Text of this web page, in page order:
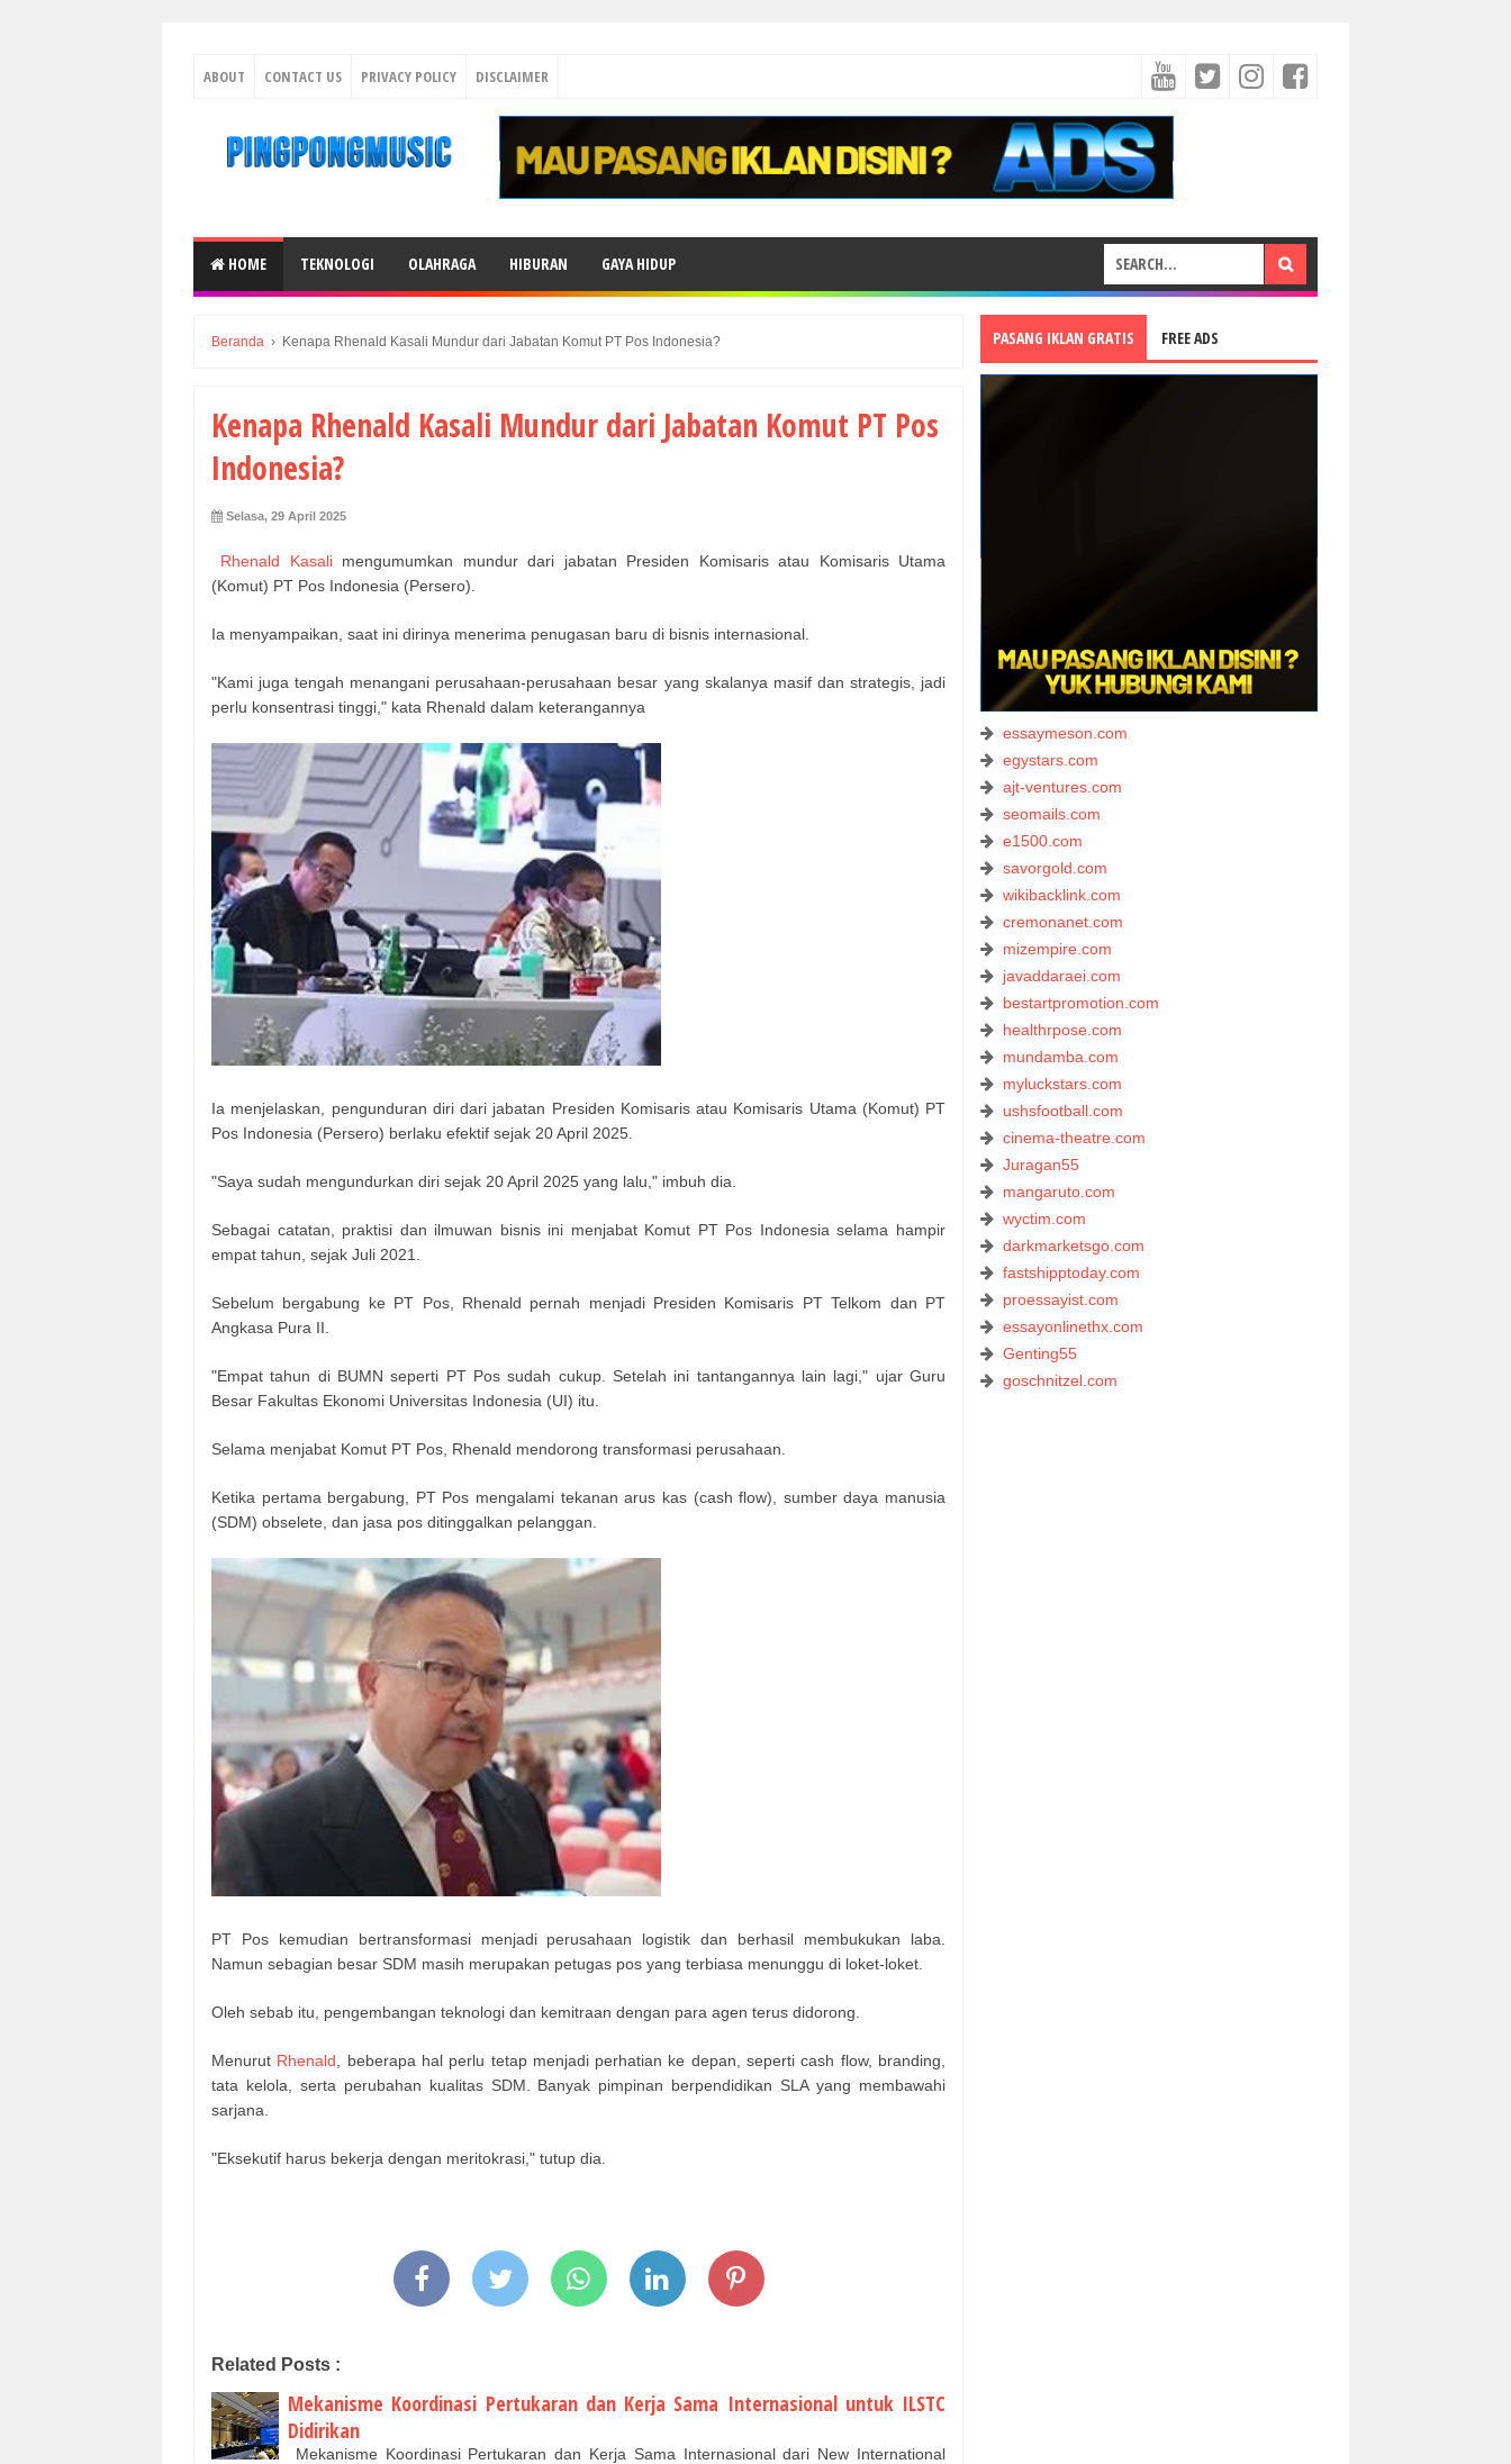
ABOUT CONTACT US PRIVACY POLICY DISCLAIMER
HOME TEKNOLOGI OLAHRAGA HIBURAN GAYA HIDUP
Beranda › Kenapa Rhenald Kasali Mundur dari Jabatan Komut PT Pos Indonesia?
Kenapa Rhenald Kasali Mundur dari Jabatan Komut PT Pos
Indonesia?
Selasa, 29 April 2025
Rhenald Kasalimengumumkan mundur dari jabatan Presiden Komisaris atau Komisaris Utama
(Komut) PT Pos Indonesia (Persero).
Ia menyampaikan, saat ini dirinya menerima penugasan baru di bisnis internasional.
"Kami juga tengah menangani perusahaan-perusahaan besar yang skalanya masif dan strategis, jadi
perlu konsentrasi tinggi," kata Rhenald dalam keterangannya
Ia menjelaskan, pengunduran diri dari jabatan Presiden Komisaris atau Komisaris Utama (Komut) PT
Pos Indonesia (Persero) berlaku efektif sejak 20 April 2025.
"Saya sudah mengundurkan diri sejak 20 April 2025 yang lalu," imbuh dia.
Sebagai catatan, praktisi dan ilmuwan bisnis ini menjabat Komut PT Pos Indonesia selama hampir
empat tahun, sejak Juli 2021.
Sebelum bergabung ke PT Pos, Rhenald pernah menjadi Presiden Komisaris PT Telkom dan PT
Angkasa Pura II.
"Empat tahun di BUMN seperti PT Pos sudah cukup. Setelah ini tantangannya lain lagi," ujar Guru
Besar Fakultas Ekonomi Universitas Indonesia (UI) itu.
Selama menjabat Komut PT Pos, Rhenald mendorong transformasi perusahaan.
Ketika pertama bergabung, PT Pos mengalami tekanan arus kas (cash flow), sumber daya manusia
(SDM) obselete, dan jasa pos ditinggalkan pelanggan.
PT Pos kemudian bertransformasi menjadi perusahaan logistik dan berhasil membukukan laba.
Namun sebagian besar SDM masih merupakan petugas pos yang terbiasa menunggu di loket-loket.
Oleh sebab itu, pengembangan teknologi dan kemitraan dengan para agen terus didorong.
Menurut Rhenald , beberapa hal perlu tetap menjadi perhatian ke depan, seperti cash flow, branding,
tata kelola, serta perubahan kualitas SDM. Banyak pimpinan berpendidikan SLA yang membawahi
sarjana.
"Eksekutif harus bekerja dengan meritokrasi," tutup dia.
Related Posts :
Mekanisme Koordinasi Pertukaran dan Kerja Sama Internasional untuk ILSTC
Didirikan
Mekanisme Koordinasi Pertukaran dan Kerja Sama Internasional dari New International
PASANG IKLAN GRATIS FREE ADS
essaymeson.com
egystars.com
ajt-ventures.com
seomails.com
e1500.com
savorgold.com
wikibacklink.com
cremonanet.com
mizempire.com
javaddaraei.com
bestartpromotion.com
healthrpose.com
mundamba.com
myluckstars.com
ushsfootball.com
cinema-theatre.com
Juragan55
mangaruto.com
wyctim.com
darkmarketsgo.com
fastshipptoday.com
proessayist.com
essayonlinethx.com
Genting55
goschnitzel.com